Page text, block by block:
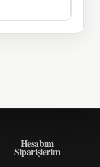
Hesabım
Siparişlerim